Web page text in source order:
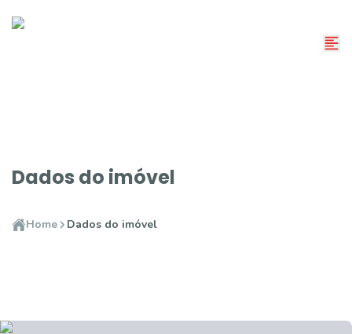
Dados do imóvel
Home Dados do imóvel